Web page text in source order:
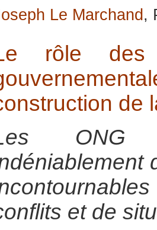
Le Marchand,
rôle des
de
ONG
et de